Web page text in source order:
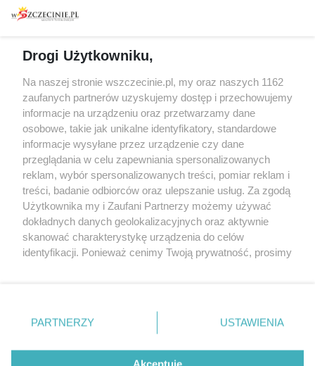
Spacery i oprowadzania
targi
Wernisaże
Więcej
Specjalny koncert z okazji
20. urodzin portalu
wSzczecinie.pl
Regulamin konkursów
śniadaniówka "Hej
Szczecin! Jest piątek!"
Partnerzy
Praca Szczecin
© 2026 wSzczecinie.pl
Drogi Użytkowniku,
Na naszej stronie wszczecinie.pl, my oraz naszych 1162
zaufanych partnerów uzyskujemy dostęp i przechowujemy
informacje na urządzeniu oraz przetwarzamy dane
osobowe, takie jak unikalne identyfikatory, standardowe
informacje wysyłane przez urządzenie czy dane
przeglądania w celu zapewniania spersonalizowanych
reklam, wybór spersonalizowanych treści, pomiar reklam i
treści, badanie odbiorców oraz ulepszanie usług. Za zgodą
Użytkownika my i Zaufani Partnerzy możemy używać
dokładnych danych geolokalizacyjnych oraz aktywnie
skanować charakterystykę urządzenia do celów
identyfikacji. Ponieważ cenimy Twoją prywatność, prosimy
prywatności znajdujący się w lewym dolnym rogu strony
. Niektóre rodzaje przetwarzania danych nie wymagają
takiemu przetwarzaniu. Preferencje będą miały
PARTNERZY USTAWIENIA
Akceptuję